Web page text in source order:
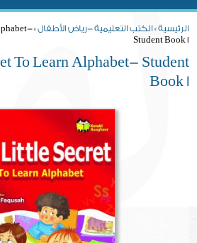
الرئيسية» الكتب التعليمية -رياض الأطفال
Student Book 1
To Learn Alphabet- Student
Book 1